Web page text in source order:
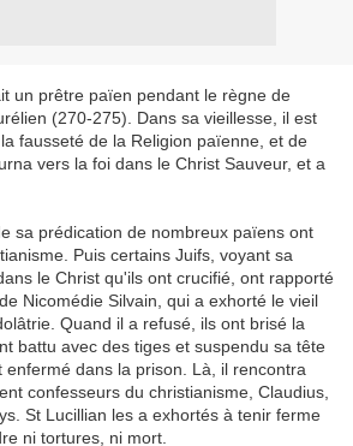
prêtre païen pendant le règne de
(270-275). Dans sa vieillesse, il est
fausseté de la Religion païenne, et de
vers la foi dans le Christ Sauveur, et a
prédication de nombreux païens ont
Puis certains Juifs, voyant sa
le Christ qu'ils ont crucifié, ont rapporté
Nicomédie Silvain, qui a exhorté le vieil
Quand il a refusé, ils ont brisé la
battu avec des tiges et suspendu sa tête
enfermé dans la prison. Là, il rencontra
confesseurs du christianisme, Claudius,
St Lucillian les a exhortés à tenir ferme
ni tortures, ni mort.